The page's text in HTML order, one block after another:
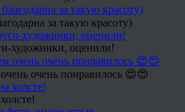
за такую красоту)
художники, оценили!
очень понравилось 😍😍